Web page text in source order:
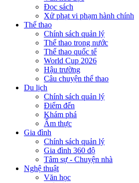
Đọc sách
Xử phạt vi phạm hành chính
Thể thao
Chính sách quản lý
Thể thao trong nước
Thể thao quốc tế
World Cup 2026
Hậu trường
Câu chuyện thể thao
Du lịch
Chính sách quản lý
Điểm đến
Khám phá
Ẩm thực
Gia đình
Chính sách quản lý
Gia đình 360 độ
Tâm sự - Chuyện nhà
Nghệ thuật
Văn học